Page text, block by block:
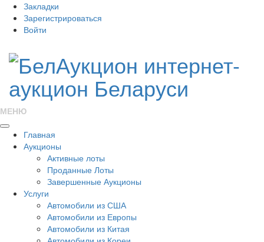
Закладки
Зарегистрироваться
Войти
МЕНЮ
Главная
Аукционы
Активные лоты
Проданные Лоты
Завершенные Аукционы
Услуги
Автомобили из США
Автомобили из Европы
Автомобили из Китая